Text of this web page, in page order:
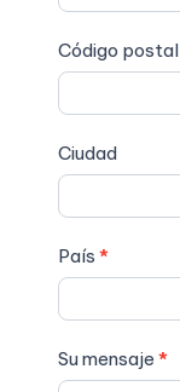
Código postal
Ciudad
País *
Su mensaje *